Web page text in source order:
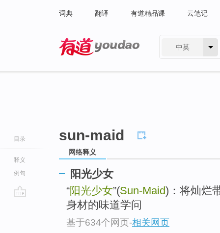
词典 翻译 有道精品课 云笔记
中英
目录
释义
例句
sun-maid
网络释义
阳光少女
“阳光少女”(Sun-Maid)：将灿烂
身材的味道学问
基于634个网页-相关网页